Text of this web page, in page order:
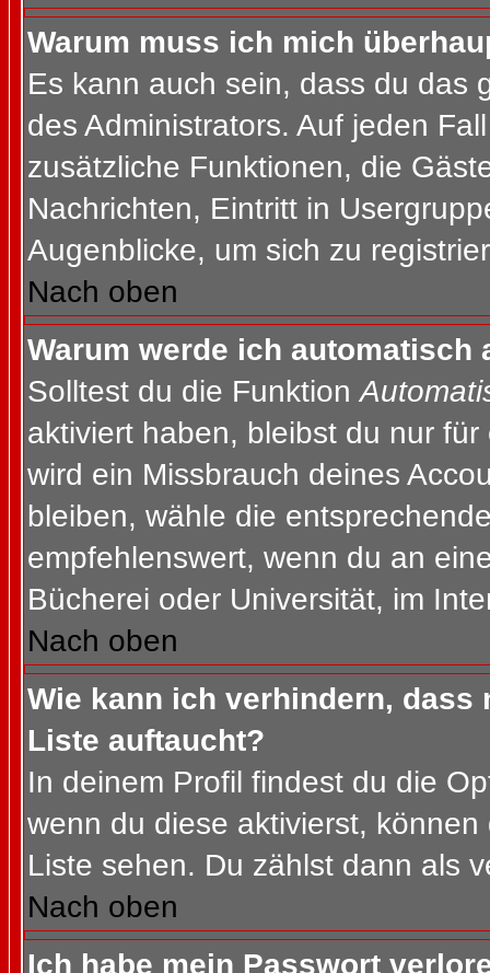
Warum muss ich mich
Es kann auch sein, dass du das
des Administrators. Auf jeden
zusätzliche Funktionen, die
Nachrichten, Eintritt in
Augenblicke, um sich zu
Nach oben
Warum werde ich automatisch
Solltest du die Funktion
aktiviert haben, bleibst du nur
wird ein Missbrauch deines
bleiben, wähle die
empfehlenswert, wenn du an
Bücherei oder Universität, im
Nach oben
Wie kann ich verhindern, dass
Liste auftaucht?
In deinem Profil findest du die
wenn du diese aktivierst,
Liste sehen. Du zählst dann als
Nach oben
Ich habe mein Passwort